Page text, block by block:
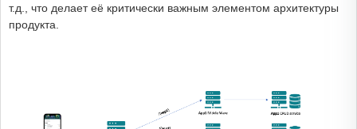
т.д., что делает её критически важным элементом архитектуры
продукта.